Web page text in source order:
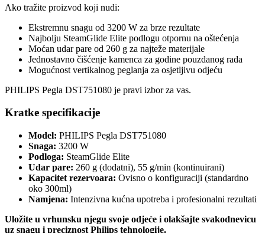
Ako tražite proizvod koji nudi:
Ekstremnu snagu od 3200 W za brze rezultate
Najbolju SteamGlide Elite podlogu otpornu na oštećenja
Moćan udar pare od 260 g za najteže materijale
Jednostavno čišćenje kamenca za godine pouzdanog rada
Mogućnost vertikalnog peglanja za osjetljivu odjeću
PHILIPS Pegla DST751080 je pravi izbor za vas.
Kratke specifikacije
Model: PHILIPS Pegla DST751080
Snaga: 3200 W
Podloga: SteamGlide Elite
Udar pare: 260 g (dodatni), 55 g/min (kontinuirani)
Kapacitet rezervoara: Ovisno o konfiguraciji (standardno
oko 300ml)
Namjena: Intenzivna kućna upotreba i profesionalni rezultati
Uložite u vrhunsku njegu svoje odjeće i olakšajte svakodnevicu
uz snagu i preciznost Philips tehnologije.